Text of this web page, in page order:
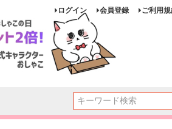
ログイン 会員登録 ご利用